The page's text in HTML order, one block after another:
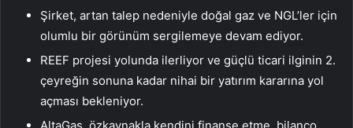
Şirket, artan talep nedeniyle doğal gaz ve NGL’ler için
olumlu bir görünüm sergilemeye devam ediyor.
REEF projesi yolunda ilerliyor ve güçlü ticari ilginin 2.
çeyreğin sonuna kadar nihai bir yatırım kararına yol
açması bekleniyor.